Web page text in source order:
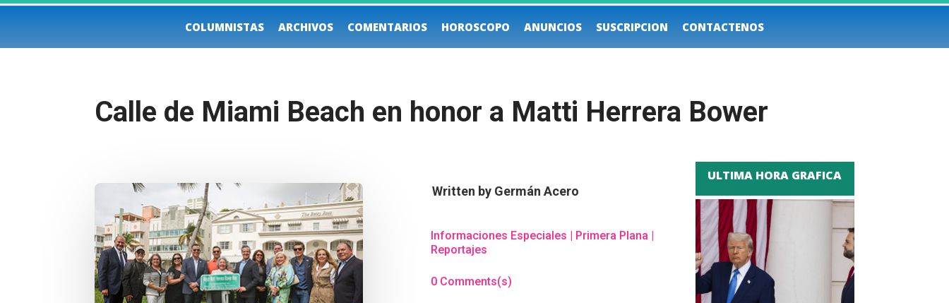
COLUMNISTAS ARCHIVOS COMENTARIOS HOROSCOPO ANUNCIOS SUSCRIPCION CONTACTENOS
Calle de Miami Beach en honor a Matti Herrera Bower
Written by Germán Acero
Informaciones Especiales | Primera Plana |
Reportajes
0 Comments(s)
ULTIMA HORA GRAFICA